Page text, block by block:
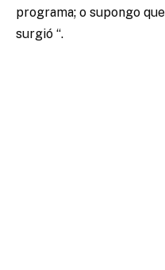
programa; o supongo
surgió “.